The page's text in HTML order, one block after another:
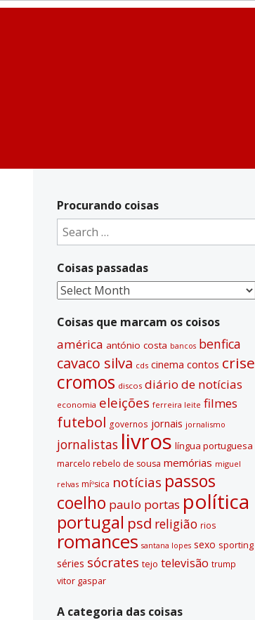
Procurando coisas
Search
for:
Coisas passadas
Coisas
Coisas que marcam os coisos
américa antónio costa bancos benfica
cavaco silva cds cinema contos crise
cromos discos diário de notí­cias
economia eleições ferreira leite filmes
futebol governos jornais jornalismo
jornalistas livros lí­ngua portuguesa
marcelo rebelo de sousa memórias miguel
relvas míºsica notí­cias passos
coelho paulo portas polí­tica
portugal psd religião rios
romances santana lopes sexo sporting
séries sócrates tejo televisão trump
vitor gaspar
A categoria das coisas